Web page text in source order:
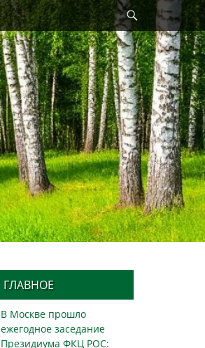
Найти
ГЛАВНОЕ
В Москве прошло
ежегодное заседание
Президиума ФКЦ РОС: